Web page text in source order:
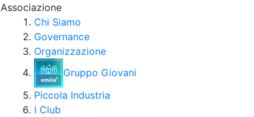
Associazione
Chi Siamo
Governance
Organizzazione
Gruppo Giovani
Piccola Industria
I Club